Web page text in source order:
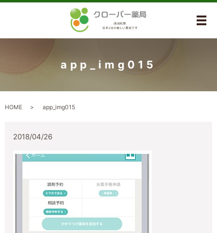
メ
app_img015
HOME app_img015
2018/04/26